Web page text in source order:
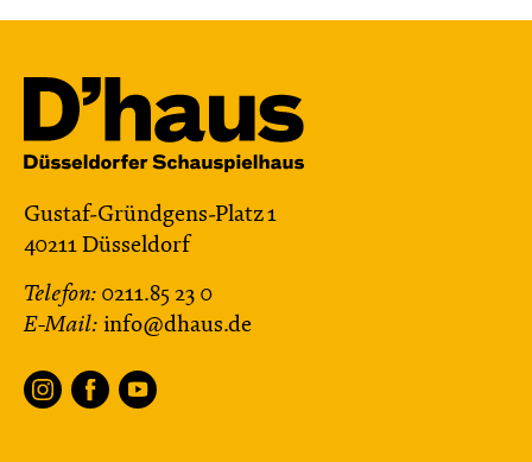
Gustaf-Gründgens-Platz 1
40211 Düsseldorf
Telefon: 0211.85 23 0
E-Mail: info@dhaus.de